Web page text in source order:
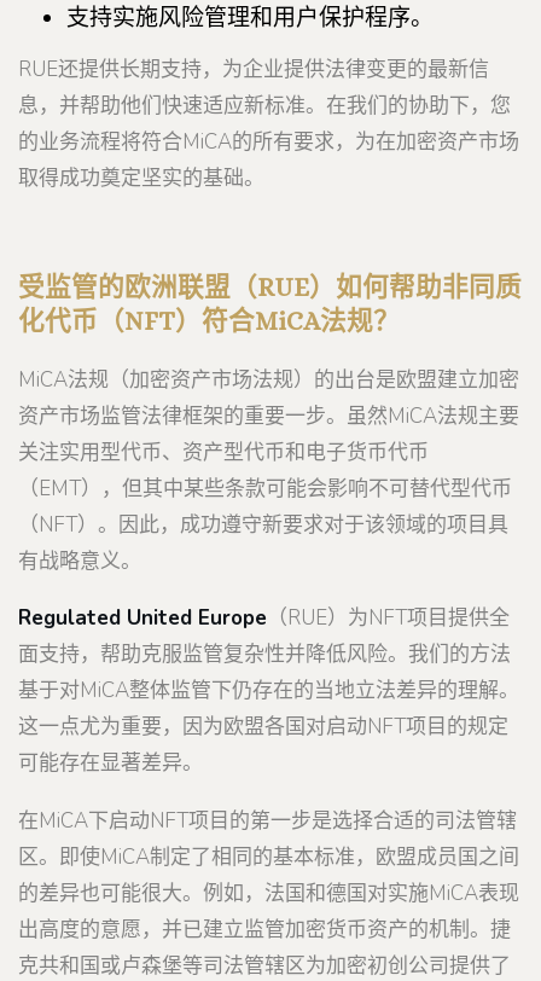
支持实施风险管理和用户保护程序。
RUE还提供长期支持，为企业提供法律变更的最新信
息，并帮助他们快速适应新标准。在我们的协助下，您
的业务流程将符合MiCA的所有要求，为在加密资产市场
取得成功奠定坚实的基础。
受监管的欧洲联盟（RUE）如何帮助非同质
化代币（NFT）符合MiCA法规？
MiCA法规（加密资产市场法规）的出台是欧盟建立加密
资产市场监管法律框架的重要一步。虽然MiCA法规主要
关注实用型代币、资产型代币和电子货币代币
（EMT），但其中某些条款可能会影响不可替代型代币
（NFT）。因此，成功遵守新要求对于该领域的项目具
有战略意义。
Regulated United Europe （RUE）为NFT项目提供全
面支持，帮助克服监管复杂性并降低风险。我们的方法
基于对MiCA整体监管下仍存在的当地立法差异的理解。
这一点尤为重要，因为欧盟各国对启动NFT项目的规定
可能存在显著差异。
在MiCA下启动NFT项目的第一步是选择合适的司法管辖
区。即使MiCA制定了相同的基本标准，欧盟成员国之间
的差异也可能很大。例如，法国和德国对实施MiCA表现
出高度的意愿，并已建立监管加密货币资产的机制。捷
克共和国或卢森堡等司法管辖区为加密初创公司提供了